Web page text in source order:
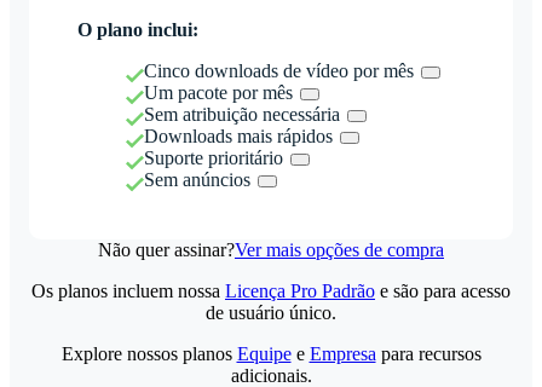
O plano inclui:
Cinco downloads de vídeo por mês
Um pacote por mês
Sem atribuição necessária
Downloads mais rápidos
Suporte prioritário
Sem anúncios
Não quer assinar?Ver mais opções de compra
Os planos incluem nossa Licença Pro Padrão e são para acesso
de usuário único.
Explore nossos planos Equipee Empresa para recursos
adicionais.